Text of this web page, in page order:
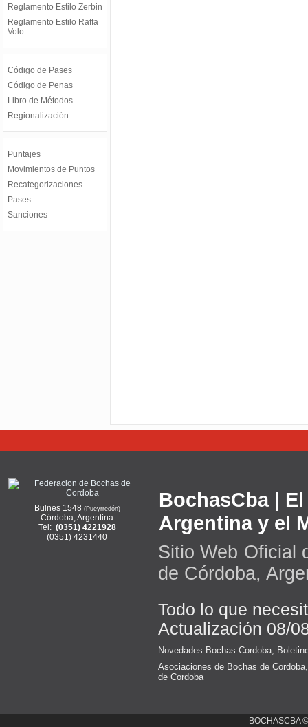
Reglamento Estilo Zerbin
Reglamento Estilo Raffa
Volo
Código de Pases
Código de Penas
Libro de Métodos
Regionalización
Puntajes
Movimientos de Puntos
Recategorizaciones
Pases
Sanciones
Bulnes 1548 (Pueyrredón)
Córdoba, Argentina
Tel: (0351) 4221928
(0351) 4231440
BochasCba |
Argentina y el
Sitio Web Oficial
de Córdoba,
Todo lo que
Actualización 08/
Novedades Bochas Cordoba
Asociaciones de Bochas de Cordoba
de Cordoba
BOCHASCBA